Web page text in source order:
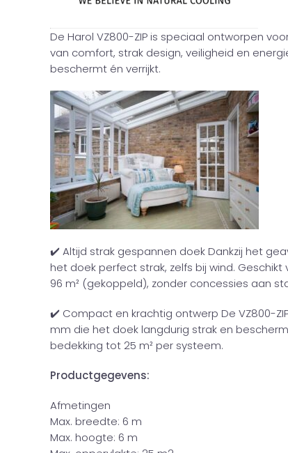
De Harol VZ800-ZIP is speciaal ontworpen
van comfort, strak design, veiligheid en
beschermt én verrijkt.
✔️ Altijd strak gespannen doek Dankzij het
het doek perfect strak, zelfs bij wind.
96 m² (gekoppeld), zonder concessies aan
✔️ Compact en krachtig ontwerp De VZ800-
mm die het doek langdurig strak en
bedekking tot 25 m² per systeem.
Productgegevens:
Afmetingen
Max. breedte: 6 m
Max. hoogte: 6 m